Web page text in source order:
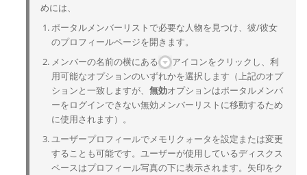
めには、
ポータルメンバーリストで必要な人物を見つけ、彼/彼女
のプロフィールページを開きます。
メンバーの名前の横にある
アイコンをクリックし、利
用可能なオプションのいずれかを選択します（上記のオプ
ションと一致しますが、 無効オプションはポータルメンバ
ーをログインできない無効メンバーリストに移動するため
に使用されます）。
ユーザープロフィールでメモリクォータを設定または変更
することも可能です。ユーザーが使用しているディスクス
ペースはプロフィール写真の下に表示されます。矢印をク